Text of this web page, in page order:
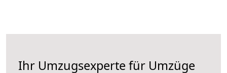
Ihr Umzugsexperte für Umzüge